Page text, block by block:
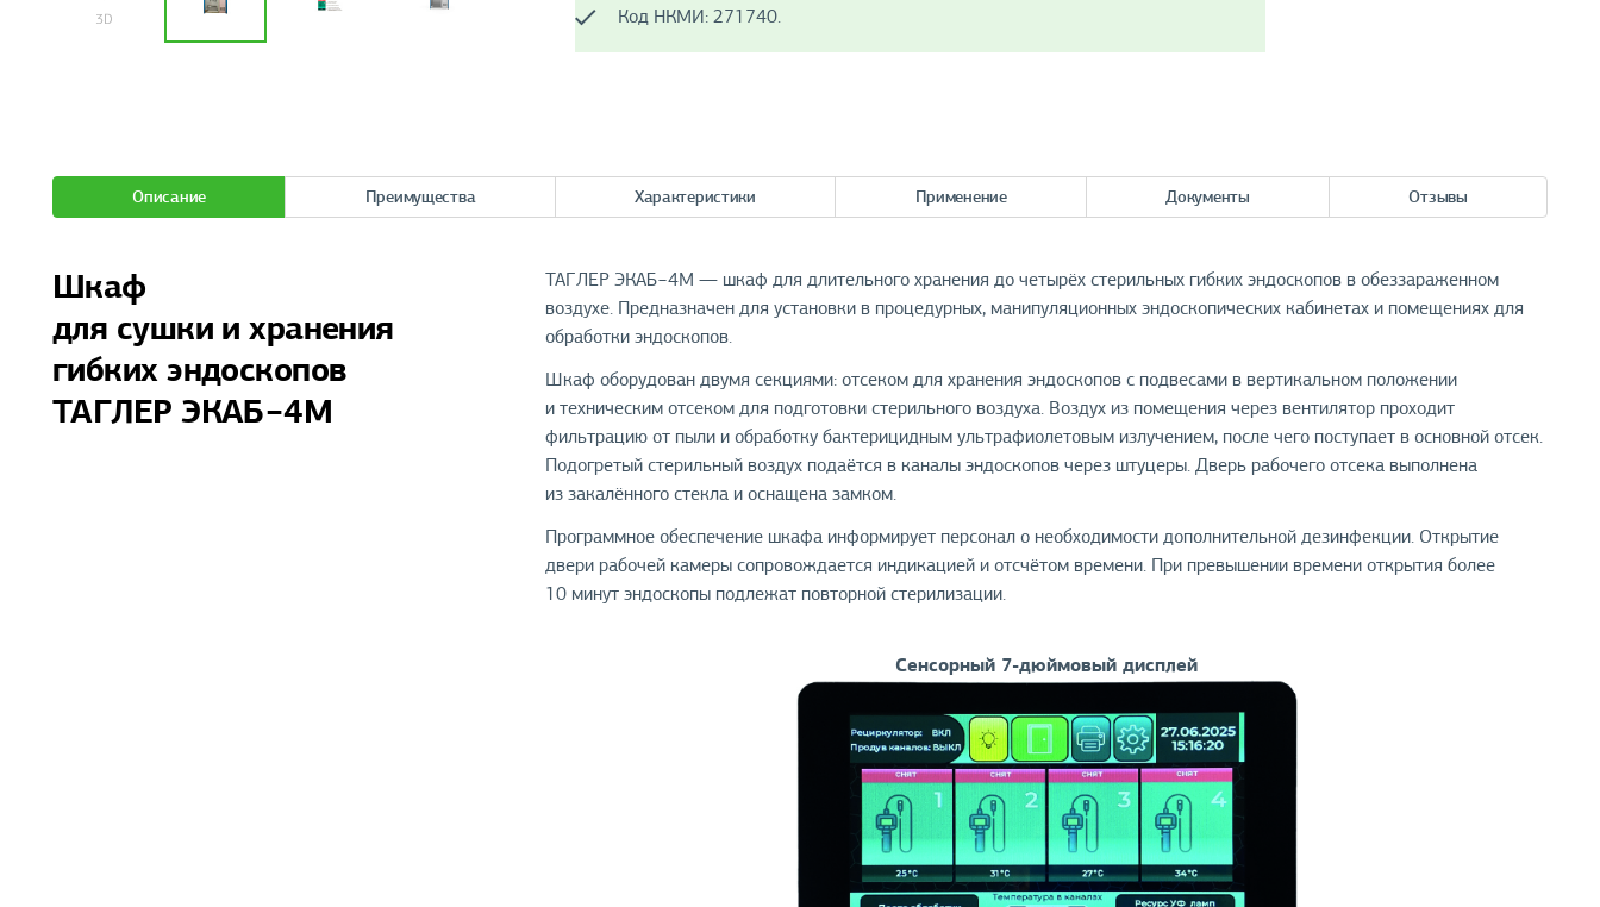
Код НКМИ: 271740.
Описание Преимущества Характеристики Применение Документы Отзывы
Шкаф
для сушки и хранения
гибких эндоскопов
ТАГЛЕР ЭКАБ−4М
ТАГЛЕР ЭКАБ−4М — шкаф для длительного хранения до четырёх стерильных гибких эндоскопов в обеззараженном
воздухе. Предназначен для установки в процедурных, манипуляционных эндоскопических кабинетах и помещениях для
обработки эндоскопов.
Шкаф оборудован двумя секциями: отсеком для хранения эндоскопов с подвесами в вертикальном положении
и техническим отсеком для подготовки стерильного воздуха. Воздух из помещения через вентилятор проходит
фильтрацию от пыли и обработку бактерицидным ультрафиолетовым излучением, после чего поступает в основной отсек.
Подогретый стерильный воздух подаётся в каналы эндоскопов через штуцеры. Дверь рабочего отсека выполнена
из закалённого стекла и оснащена замком.
Программное обеспечение шкафа информирует персонал о необходимости дополнительной дезинфекции. Открытие
двери рабочей камеры сопровождается индикацией и отсчётом времени. При превышении времени открытия более
10 минут эндоскопы подлежат повторной стерилизации.
Сенсорный 7-дюймовый дисплей